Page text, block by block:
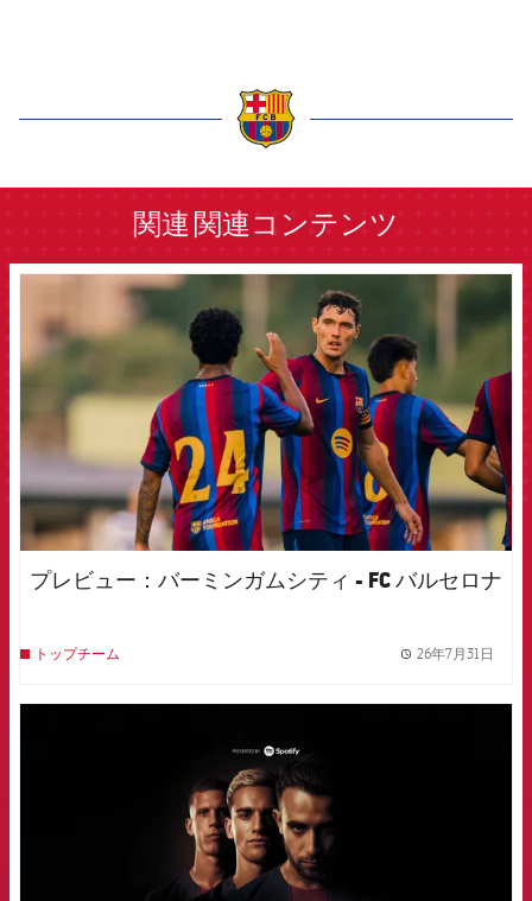
関連 関連コンテンツ
FCB Barcelona badge
プレビュー：バーミンガムシティ - FC バルセロナ
トップチーム 26年7月31日